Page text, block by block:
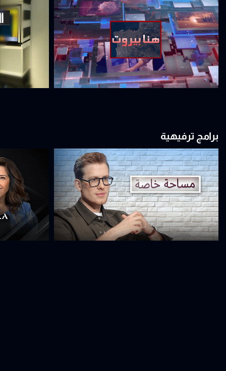
برامج ترفيهية